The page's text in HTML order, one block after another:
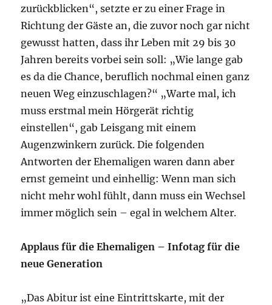
zurückblicken“, setzte er zu einer Frage in
Richtung der Gäste an, die zuvor noch gar nicht
gewusst hatten, dass ihr Leben mit 29 bis 30
Jahren bereits vorbei sein soll: „Wie lange gab
es da die Chance, beruflich nochmal einen ganz
neuen Weg einzuschlagen?“ „Warte mal, ich
muss erstmal mein Hörgerät richtig
einstellen“, gab Leisgang mit einem
Augenzwinkern zurück. Die folgenden
Antworten der Ehemaligen waren dann aber
ernst gemeint und einhellig: Wenn man sich
nicht mehr wohl fühlt, dann muss ein Wechsel
immer möglich sein – egal in welchem Alter.
Applaus für die Ehemaligen – Infotag für die
neue Generation
„Das Abitur ist eine Eintrittskarte, mit der